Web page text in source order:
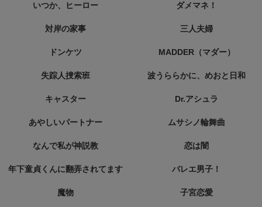
いつか、ヒーロー ダメマネ！
対岸の家事 三人夫婦
ドンケツ MADDER（マダー）
失踪人捜索班 波うららかに、めおと日和
キャスター Dr.アシュラ
あやしいパートナー ムサシノ輪舞曲
なんで私が神説教 恋は闇
年下童貞くんに翻弄されてます バレエ男子！
魔物 子宮恋愛